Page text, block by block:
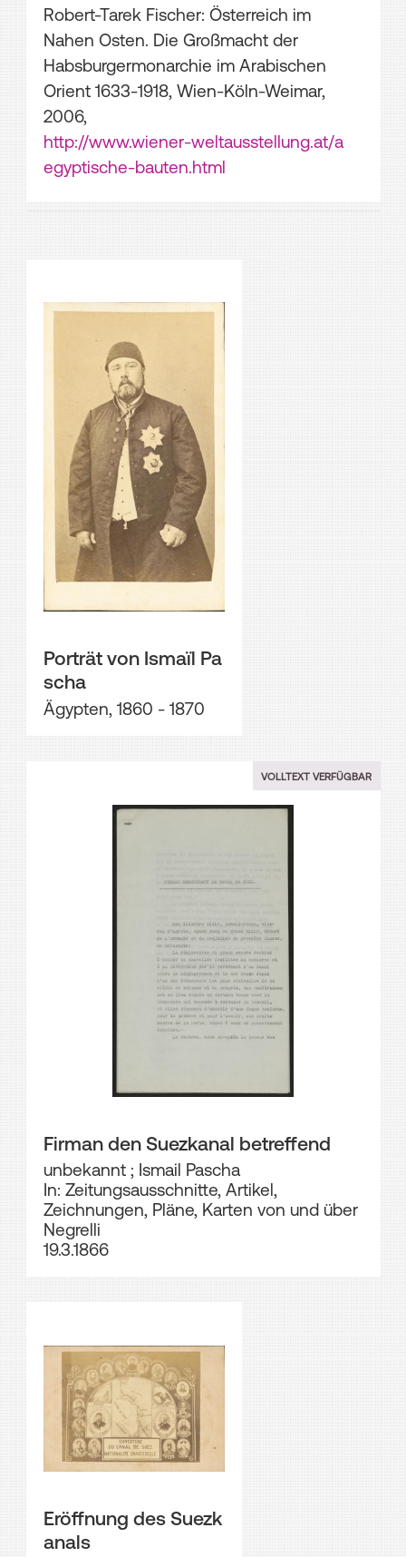
Robert-Tarek Fischer: Österreich im
Nahen Osten. Die Großmacht der
Habsburgermonarchie im Arabischen
Orient 1633-1918, Wien-Köln-Weimar,
2006,
http://www.wiener-weltausstellung.at/a
egyptische-bauten.html
Porträt von Ismaïl Pa
scha
Ägypten, 1860 - 1870
VOLLTEXT VERFÜGBAR
Firman den Suezkanal betreffend
unbekannt; Ismail Pascha
In: Zeitungsausschnitte, Artikel,
Zeichnungen, Pläne, Karten von und über
Negrelli
19.3.1866
Eröffnung des Suezk
anals